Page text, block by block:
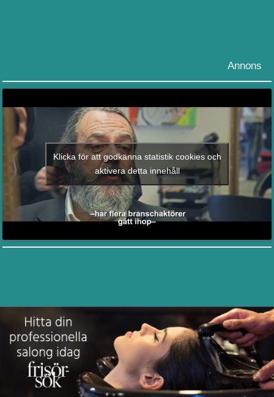
Annons
Klicka för att godkänna statistik cookies och
aktivera detta innehåll